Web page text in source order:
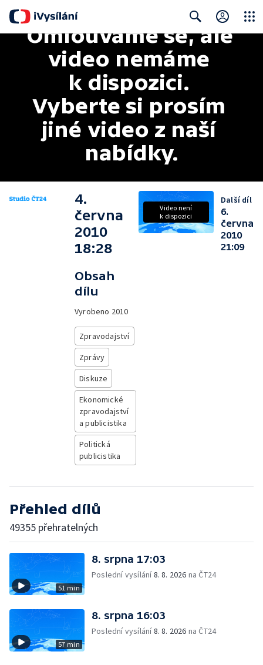
Search
Omlouváme se, ale
video nemáme
k dispozici.
Vyberte si prosím
jiné video z naší
nabídky.
4.
června
2010
18:28
Obsah
dílu
Vyrobeno 2010
Zpravodajství
Zprávy
Diskuze
Ekonomické
zpravodajství
a publicistika
Politická
publicistika
Video není
k dispozici
Další díl
6.
června
2010
21:09
Přehled dílů
49355 přehratelných
51 min
8. srpna 17:03
Poslední vysílání8. 8. 2026 na ČT24
57 min
8. srpna 16:03
Poslední vysílání8. 8. 2026 na ČT24